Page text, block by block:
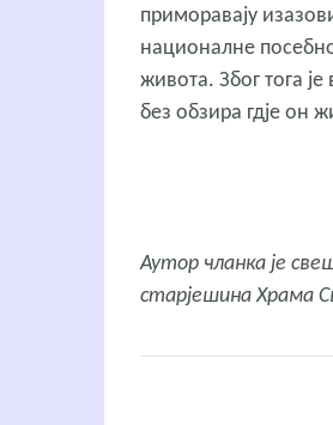
приморавају
националне
живота. Због тога
без обзира гдје он
Аутор чланка је
старјешина Храма